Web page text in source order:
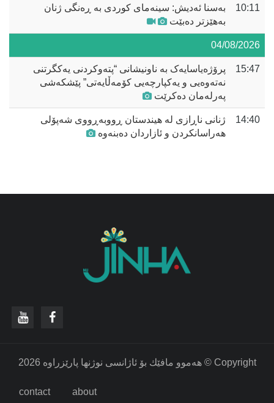
10:11
بەسنا ئەدیش: سینەمای کوردی بە ڕەنگی ژنان
بەهێزتر دەبێت
04/08/2026
15:47
پرۆژەیاسایەک بە ناونیشانی “پتەوکردنی یەکگرتنی
نەتەوەیی و یەکپارچەیی کۆمەڵایەتی” پێشکەشی
پەرلەمان دەکرێت
14:40
ژنانی ناڕازی لە هیندستان ڕووبەڕووی شەپۆلی
هەراسانکردن و ئازاردان دەبنەوە
‫Copyright © هه‌موو مافێك بۆ ئاژانسی نوژنها پارێزراوه‌ 2026
about
contact